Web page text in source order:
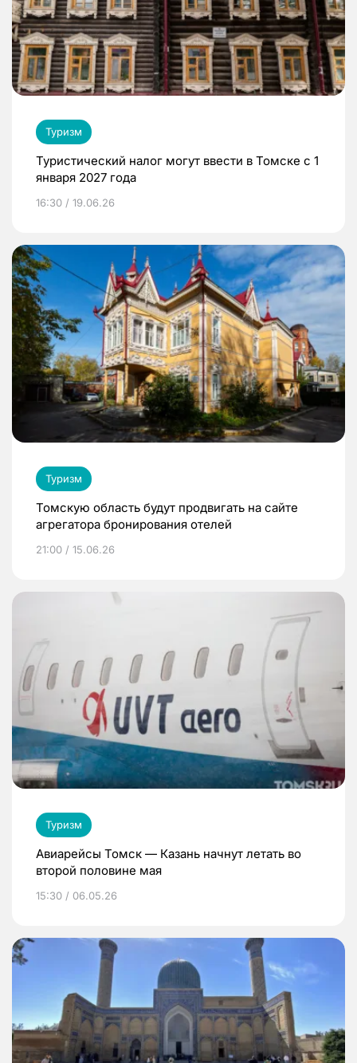
Туризм
Туристический налог могут ввести в Томске с 1
января 2027 года
16:30 / 19.06.26
Туризм
Томскую область будут продвигать на сайте
агрегатора бронирования отелей
21:00 / 15.06.26
Туризм
Авиарейсы Томск — Казань начнут летать во
второй половине мая
15:30 / 06.05.26